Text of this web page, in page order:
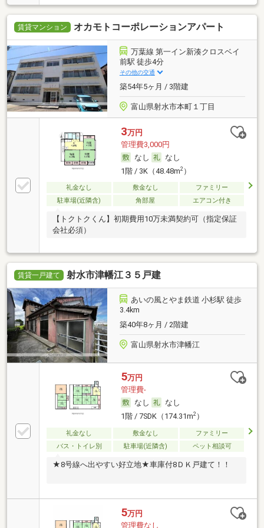
賃貸マンション オカモトコーポレーションアパート
万葉線 第一イン新湊クロスベイ
前駅 徒歩4分
その他の交通
築54年5ヶ月 / 3階建
富山県射水市本町１丁目
3万円
管理費3,000円
なし
なし
1階 / 3K（48.48m2）
礼金なし 敷金なし
ファミリー
駐車場(近隣含)
角部屋 エアコン付き
【トクトクくん】初期費用10万未満契約可（指定保証
会社必須）
賃貸一戸建て 射水市津幡江３５戸建
あいの風とやま鉄道 小杉駅 徒歩
3.4km
築40年8ヶ月 / 2階建
富山県射水市津幡江
5万円
管理費-
なし
なし
1階 / 7SDK（174.31m2）
礼金なし 敷金なし
ファミリー
バス・トイレ別
駐車場(近隣含) ペット相談可
★8号線へ出やすい好立地★車庫付8ＤＫ戸建て！！
5万円
管理費なし